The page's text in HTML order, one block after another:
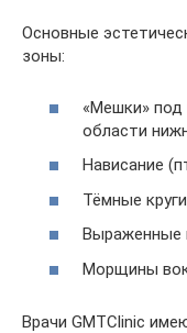
Основные
зоны:
«Мешки» под
области
Нависание
Тёмные
Выраженные
Морщины
Врачи GMTClinic